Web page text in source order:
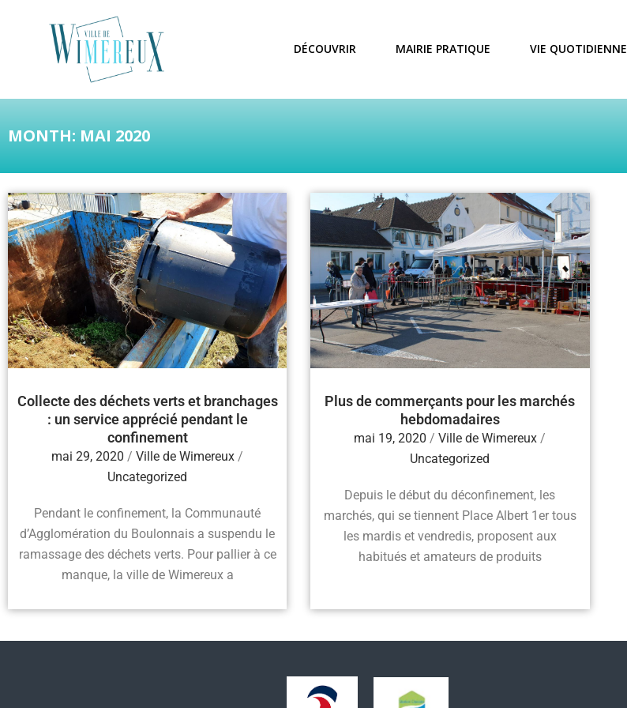
DÉCOUVRIR MAIRIE PRATIQUE VIE QUOTIDIENNE
MONTH: MAI 2020
Collecte des déchets verts et branchages
: un service apprécié pendant le
confinement
mai 29, 2020 / Ville de Wimereux /
Uncategorized
Pendant le confinement, la Communauté
d’Agglomération du Boulonnais a suspendu le
ramassage des déchets verts. Pour pallier à ce
manque, la ville de Wimereux a
Plus de commerçants pour les marchés
hebdomadaires
mai 19, 2020 / Ville de Wimereux /
Uncategorized
Depuis le début du déconfinement, les
marchés, qui se tiennent Place Albert 1er tous
les mardis et vendredis, proposent aux
habitués et amateurs de produits